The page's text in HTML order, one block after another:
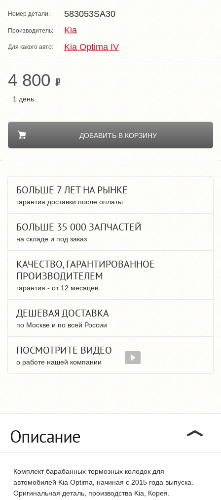
Номер детали: 583053SA30
Производитель: Kia
Для какого авто: Kia Optima IV
4 800
1 день.
ДОБАВИТЬ В КОРЗИНУ
БОЛЬШЕ 7 ЛЕТ НА РЫНКЕ
гарантия доставки после оплаты
БОЛЬШЕ 35 000 ЗАПЧАСТЕЙ
на складе и под заказ
КАЧЕСТВО, ГАРАНТИРОВАННОЕ
ПРОИЗВОДИТЕЛЕМ
гарантия - от 12 месяцев
ДЕШЕВАЯ ДОСТАВКА
по Москве и по всей России
ПОСМОТРИТЕ ВИДЕО
о работе нашей компании
Описание
Комплект барабанных тормозных колодок для
автомобилей Kia Optima, начиная с 2015 года выпуска.
Оригинальная деталь, производства Kia, Корея.